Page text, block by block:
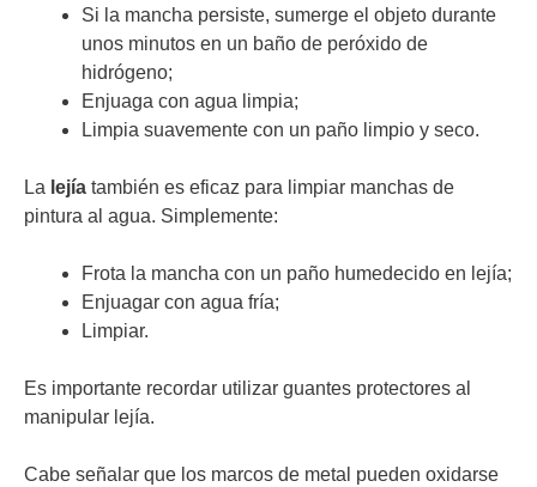
Si la mancha persiste, sumerge el objeto durante
unos minutos en un baño de peróxido de
hidrógeno;
Enjuaga con agua limpia;
Limpia suavemente con un paño limpio y seco.
La lejía también es eficaz para limpiar manchas de
pintura al agua. Simplemente:
Frota la mancha con un paño humedecido en lejía;
Enjuagar con agua fría;
Limpiar.
Es importante recordar utilizar guantes protectores al
manipular lejía.
Cabe señalar que los marcos de metal pueden oxidarse